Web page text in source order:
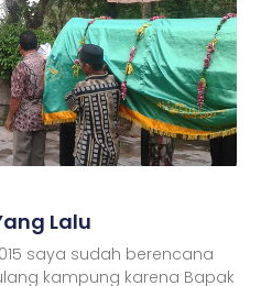
Lalu
saya sudah berencana
kampung karena Bapak